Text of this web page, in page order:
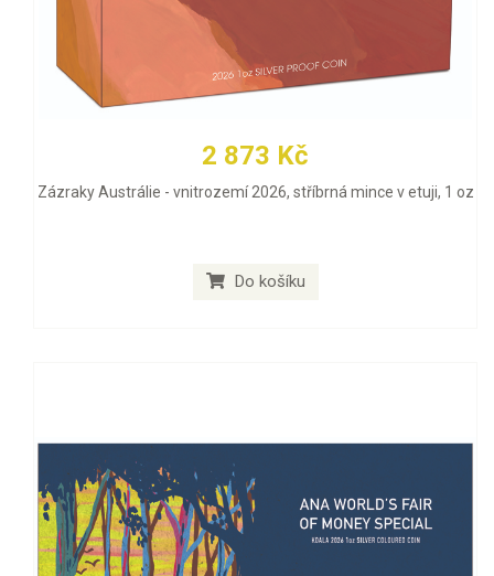
2 873 Kč
Zázraky Austrálie - vnitrozemí 2026, stříbrná mince v etuji, 1 oz
Do košíku